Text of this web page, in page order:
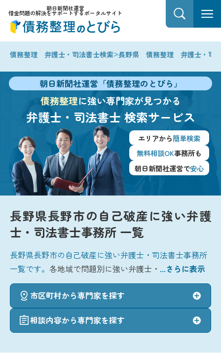
朝日新聞社運営
借金問題の解決をサポートするポータルサイト
債務整理 弁護士・司法書士検索>長野県 債務整理 弁護士・司
朝日新聞社運営「債務整理のとびら」
債務整理に強い専門家が見つかる
弁護士・司法書士 検索サービス
エリアから簡単検索
無料相談OK事務所も
朝日新聞社運営で安心
長野県長野市の自己破産に強い弁護
士・司法書士事務所 一覧
長野県長野市の自己破産に強い弁護士・司法書士事務所
一覧です。各地域で問題別に強い弁護士・ ...さらに表示
市区町村から専門家を探す
相談内容から専門家を探す